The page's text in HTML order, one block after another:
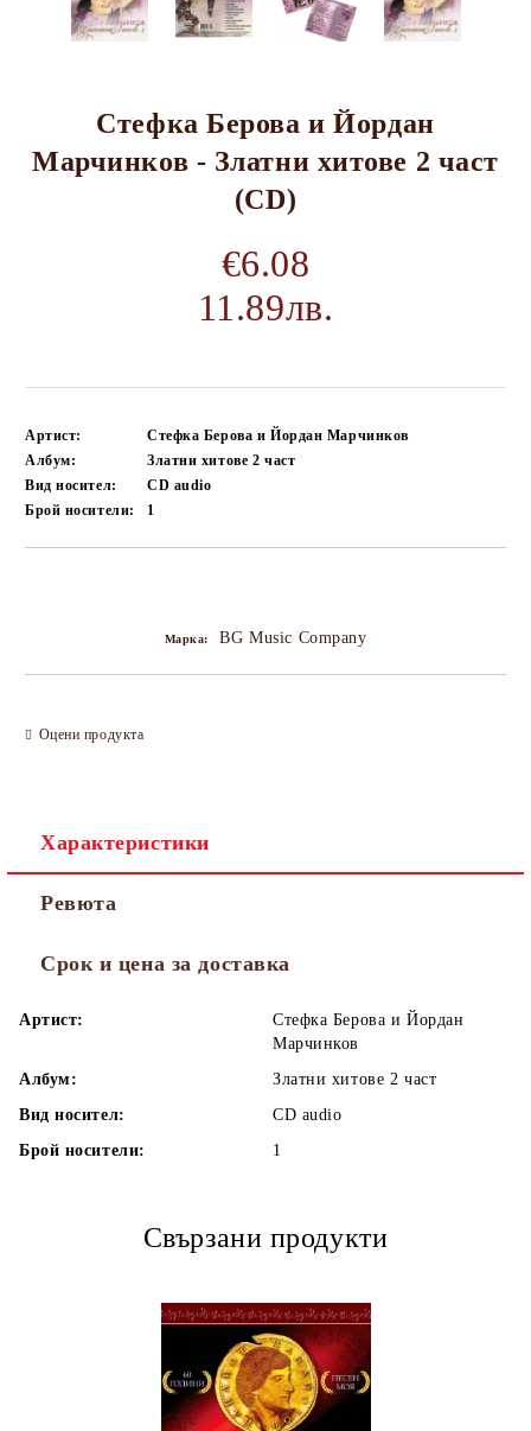
Стефка Берова и Йордан
Марчинков - Златни хитове 2 част
(CD)
€6.08
11.89лв.
Артист:
Стефка Берова и Йордан Марчинков
Албум:
Златни хитове 2 част
Вид носител:
CD audio
Брой носители:
1
Марка: BG Music Company
Оцени продукта
Характеристики
Ревюта
Срок и цена за доставка
Артист:
Стефка Берова и Йордан
Марчинков
Албум:
Златни хитове 2 част
Вид носител:
CD audio
Брой носители:
1
Свързани продукти